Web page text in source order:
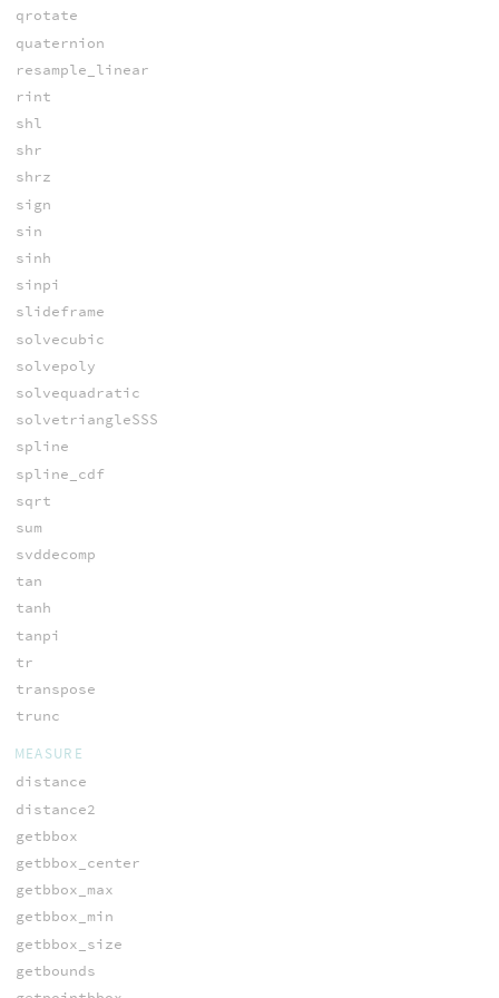
qrotate
quaternion
resample_linear
rint
shl
shr
shrz
sign
sin
sinh
sinpi
slideframe
solvecubic
solvepoly
solvequadratic
solvetriangleSSS
spline
spline_cdf
sqrt
sum
svddecomp
tan
tanh
tanpi
tr
transpose
trunc
MEASURE
distance
distance2
getbbox
getbbox_center
getbbox_max
getbbox_min
getbbox_size
getbounds